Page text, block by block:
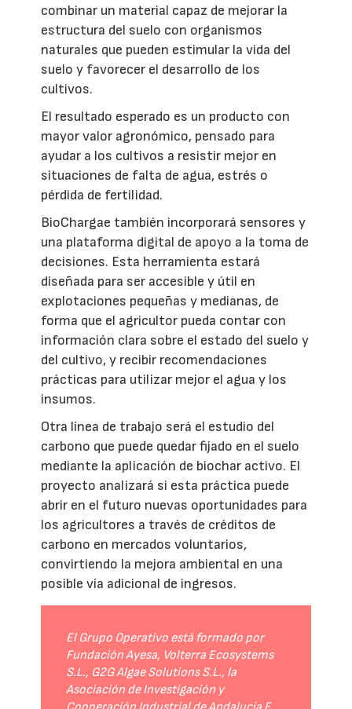
combinar un material capaz de mejorar la
estructura del suelo con organismos
naturales que pueden estimular la vida del
suelo y favorecer el desarrollo de los
cultivos.
El resultado esperado es un producto con
mayor valor agronómico, pensado para
ayudar a los cultivos a resistir mejor en
situaciones de falta de agua, estrés o
pérdida de fertilidad.
BioChargae también incorporará sensores y
una plataforma digital de apoyo a la toma de
decisiones. Esta herramienta estará
diseñada para ser accesible y útil en
explotaciones pequeñas y medianas, de
forma que el agricultor pueda contar con
información clara sobre el estado del suelo y
del cultivo, y recibir recomendaciones
prácticas para utilizar mejor el agua y los
insumos.
Otra línea de trabajo será el estudio del
carbono que puede quedar fijado en el suelo
mediante la aplicación de biochar activo. El
proyecto analizará si esta práctica puede
abrir en el futuro nuevas oportunidades para
los agricultores a través de créditos de
carbono en mercados voluntarios,
convirtiendo la mejora ambiental en una
posible vía adicional de ingresos.
El Grupo Operativo está formado por
Fundación Ayesa, Volterra Ecosystems
S.L., G2G Algae Solutions S.L., la
Asociación de Investigación y